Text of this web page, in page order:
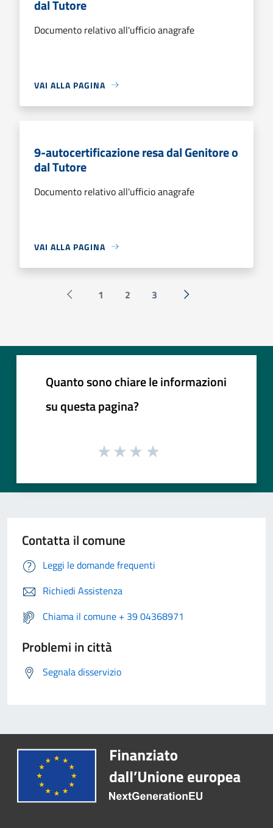
dal Tutore
Documento relativo all'ufficio anagrafe
VAI ALLA PAGINA
9-autocertificazione resa dal Genitore o
dal Tutore
Documento relativo all'ufficio anagrafe
VAI ALLA PAGINA
Pagina precedente
1 2 3 Successiva »
Quanto sono chiare le informazioni
su questa pagina?
Contatta il comune
Leggi le domande frequenti
Richiedi Assistenza
Chiama il comune + 39 04368971
Problemi in città
Segnala disservizio